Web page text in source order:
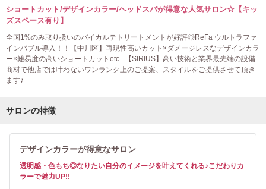
ショートカット/デザインカラー/ヘッドスパが得意な人気サロン☆【キッ
ズスペース有り】
全国1%のみ取り扱いのバイカルテトリートメントが好評◎ReFa ウルトラファ
インバブル導入！！【中川区】再現性高いカット×ダメージレスなデザインカラ
ー×難易度の高いショートカットetc...【SIRIUS】高い技術と業界最先端の設備
商材で他店では叶わないワンランク上のご提案、スタイルをご提供させて頂き
ます♪
サロンの特徴
デザインカラーが得意なサロン
透明感・色もち◎なりたい自分のイメージを叶えてくれる♪こだわりカ
ラーで魅力UP!!